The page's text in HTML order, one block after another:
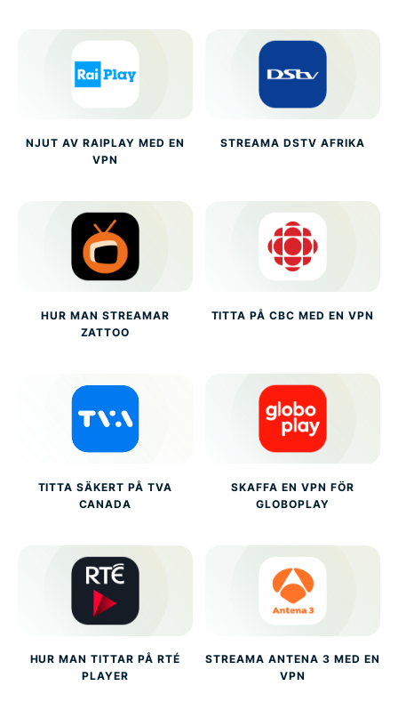
NJUT AV RAIPLAY MED EN
VPN
STREAMA DSTV AFRIKA
HUR MAN STREAMAR
ZATTOO
TITTA PÅ CBC MED EN VPN
TITTA SÄKERT PÅ TVA
CANADA
SKAFFA EN VPN FÖR
GLOBOPLAY
HUR MAN TITTAR PÅ RTÉ
PLAYER
STREAMA ANTENA 3 MED EN
VPN